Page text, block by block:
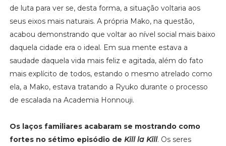
de luta para ver se, desta forma, a situação voltaria aos
seus eixos mais naturais. A própria Mako, na questão,
acabou demonstrando que voltar ao nível social mais baixo
daquela cidade era o ideal. Em sua mente estava a
saudade daquela vida mais feliz e agitada, além do fato
mais explícito de todos, estando o mesmo atrelado como
ela, a Mako, estava tratando a Ryuko durante o processo
de escalada na Academia Honnouji.
Os laços familiares acabaram se mostrando como
fortes no sétimo episódio de Kill la Kill. Os seres